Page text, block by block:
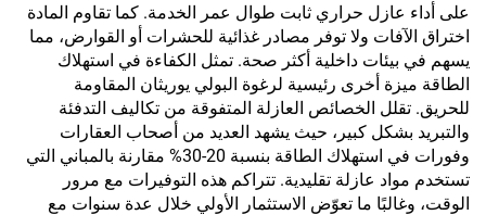
على أداء عازل حراري ثابت طوال عمر الخدمة. كما تقاوم المادة
اختراق الآفات ولا توفر مصادر غذائية للحشرات أو القوارض، مما
يسهم في بيئات داخلية أكثر صحة. تمثل الكفاءة في استهلاك
الطاقة ميزة أخرى رئيسية لرغوة البولي يوريثان المقاومة
للحريق. تقلل الخصائص العازلة المتفوقة من تكاليف التدفئة
والتبريد بشكل كبير، حيث يشهد العديد من أصحاب العقارات
وفورات في استهلاك الطاقة بنسبة 20-30% مقارنة بالمباني التي
تستخدم مواد عازلة تقليدية. تتراكم هذه التوفيرات مع مرور
الوقت، وغالبًا ما تعوّض الاستثمار الأولي خلال عدة سنوات مع